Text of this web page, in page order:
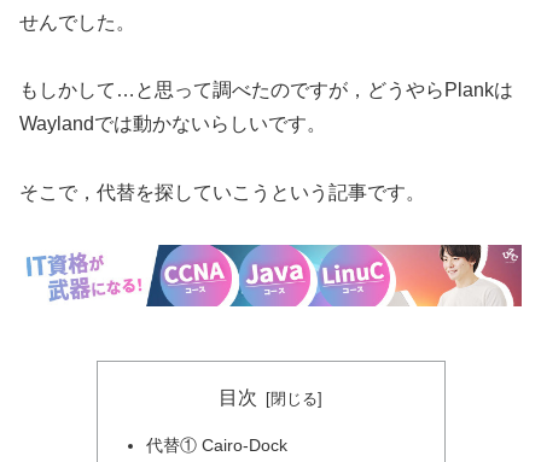
せんでした。
もしかして…と思って調べたのですが，どうやらPlankは
Waylandでは動かないらしいです。
そこで，代替を探していこうという記事です。
目次
代替① Cairo-Dock